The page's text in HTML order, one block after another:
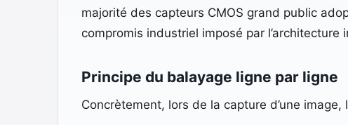
majorité des capteurs CMOS grand public
compromis industriel imposé par l’architecture
Principe du balayage ligne par ligne
Concrètement, lors de la capture d’une